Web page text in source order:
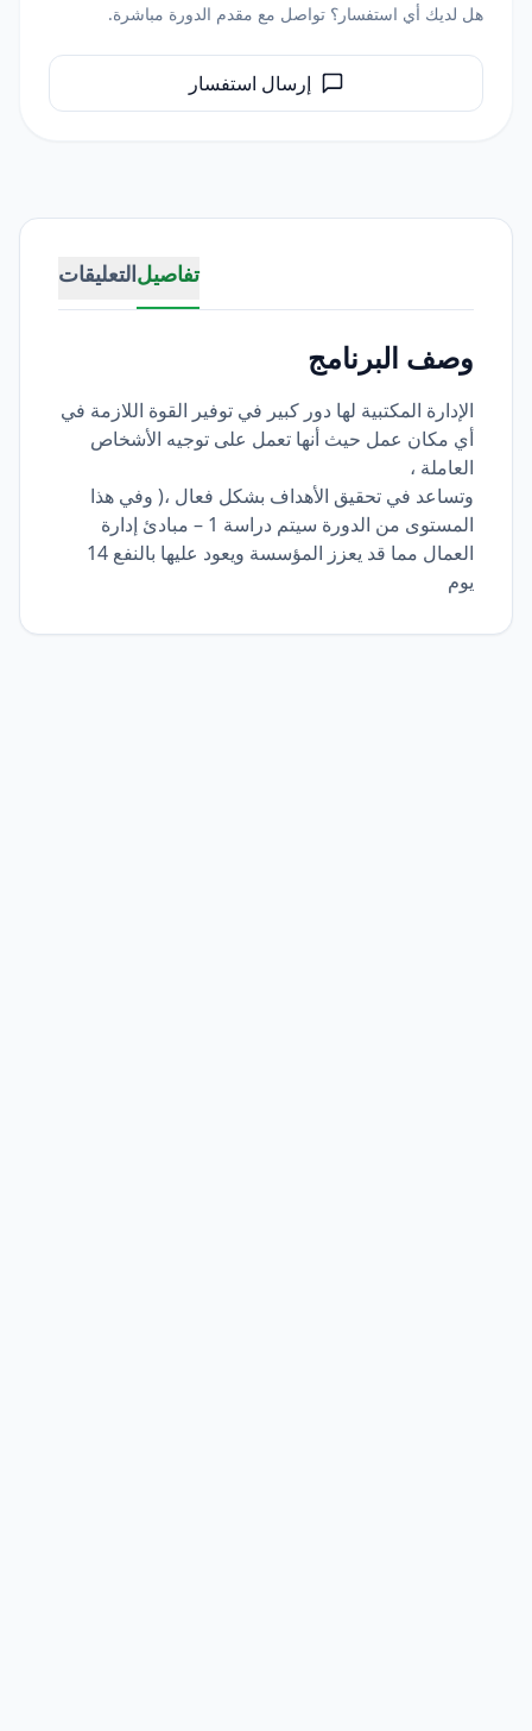
تفاصيلالتعليقات
وصف البرنامج
الإدارة المكتبية لها دور كبير في توفير القوة اللازمة في
أي مكان عمل حيث أنها تعمل على توجيه الأشخاص
العاملة ،
وتساعد في تحقيق الأهداف بشكل فعال ،( وفي هذا
المستوى من الدورة سيتم دراسة 1 – مبادئ إدارة
العمال مما قد يعزز المؤسسة ويعود عليها بالنفع 14
يوم
هل لديك أي استفسار؟ تواصل مع مقدم الدورة مباشرة.
إرسال استفسار